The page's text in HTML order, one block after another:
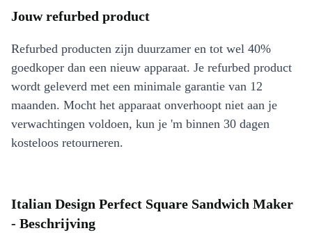
Jouw refurbed product
Refurbed producten zijn duurzamer en tot wel 40%
goedkoper dan een nieuw apparaat. Je refurbed product
wordt geleverd met een minimale garantie van 12
maanden. Mocht het apparaat onverhoopt niet aan je
verwachtingen voldoen, kun je 'm binnen 30 dagen
kosteloos retourneren.
Italian Design Perfect Square Sandwich Maker
- Beschrijving